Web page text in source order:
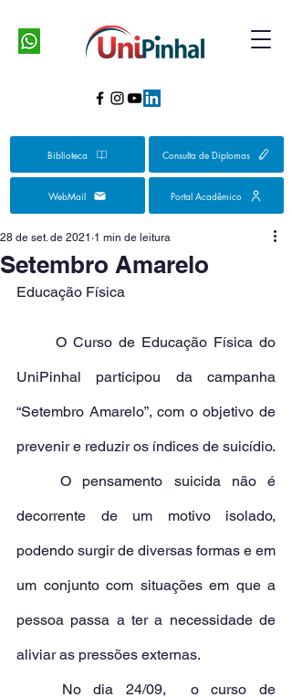
Biblioteca Consulta de Diplomas
WebMail Portal Acadêmico
Setembro Amarelo
28 de set. de 2021 1 min de leitura
Educação Física
UniPinhal participou da campanha
“Setembro Amarelo”, com o objetivo de
prevenir e reduzir os índices de suicídio.
	O pensamento suicida não é
decorrente de um motivo isolado,
podendo surgir de diversas formas e em
um conjunto com situações em que a
pessoa passa a ter a necessidade de
aliviar as pressões externas.